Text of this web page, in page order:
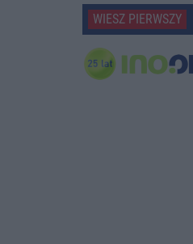
WIESZ PIERWSZY